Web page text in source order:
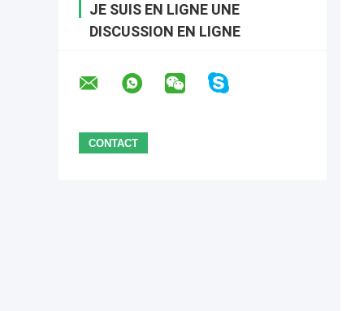
JE SUIS EN LIGNE UNE
DISCUSSION EN LIGNE